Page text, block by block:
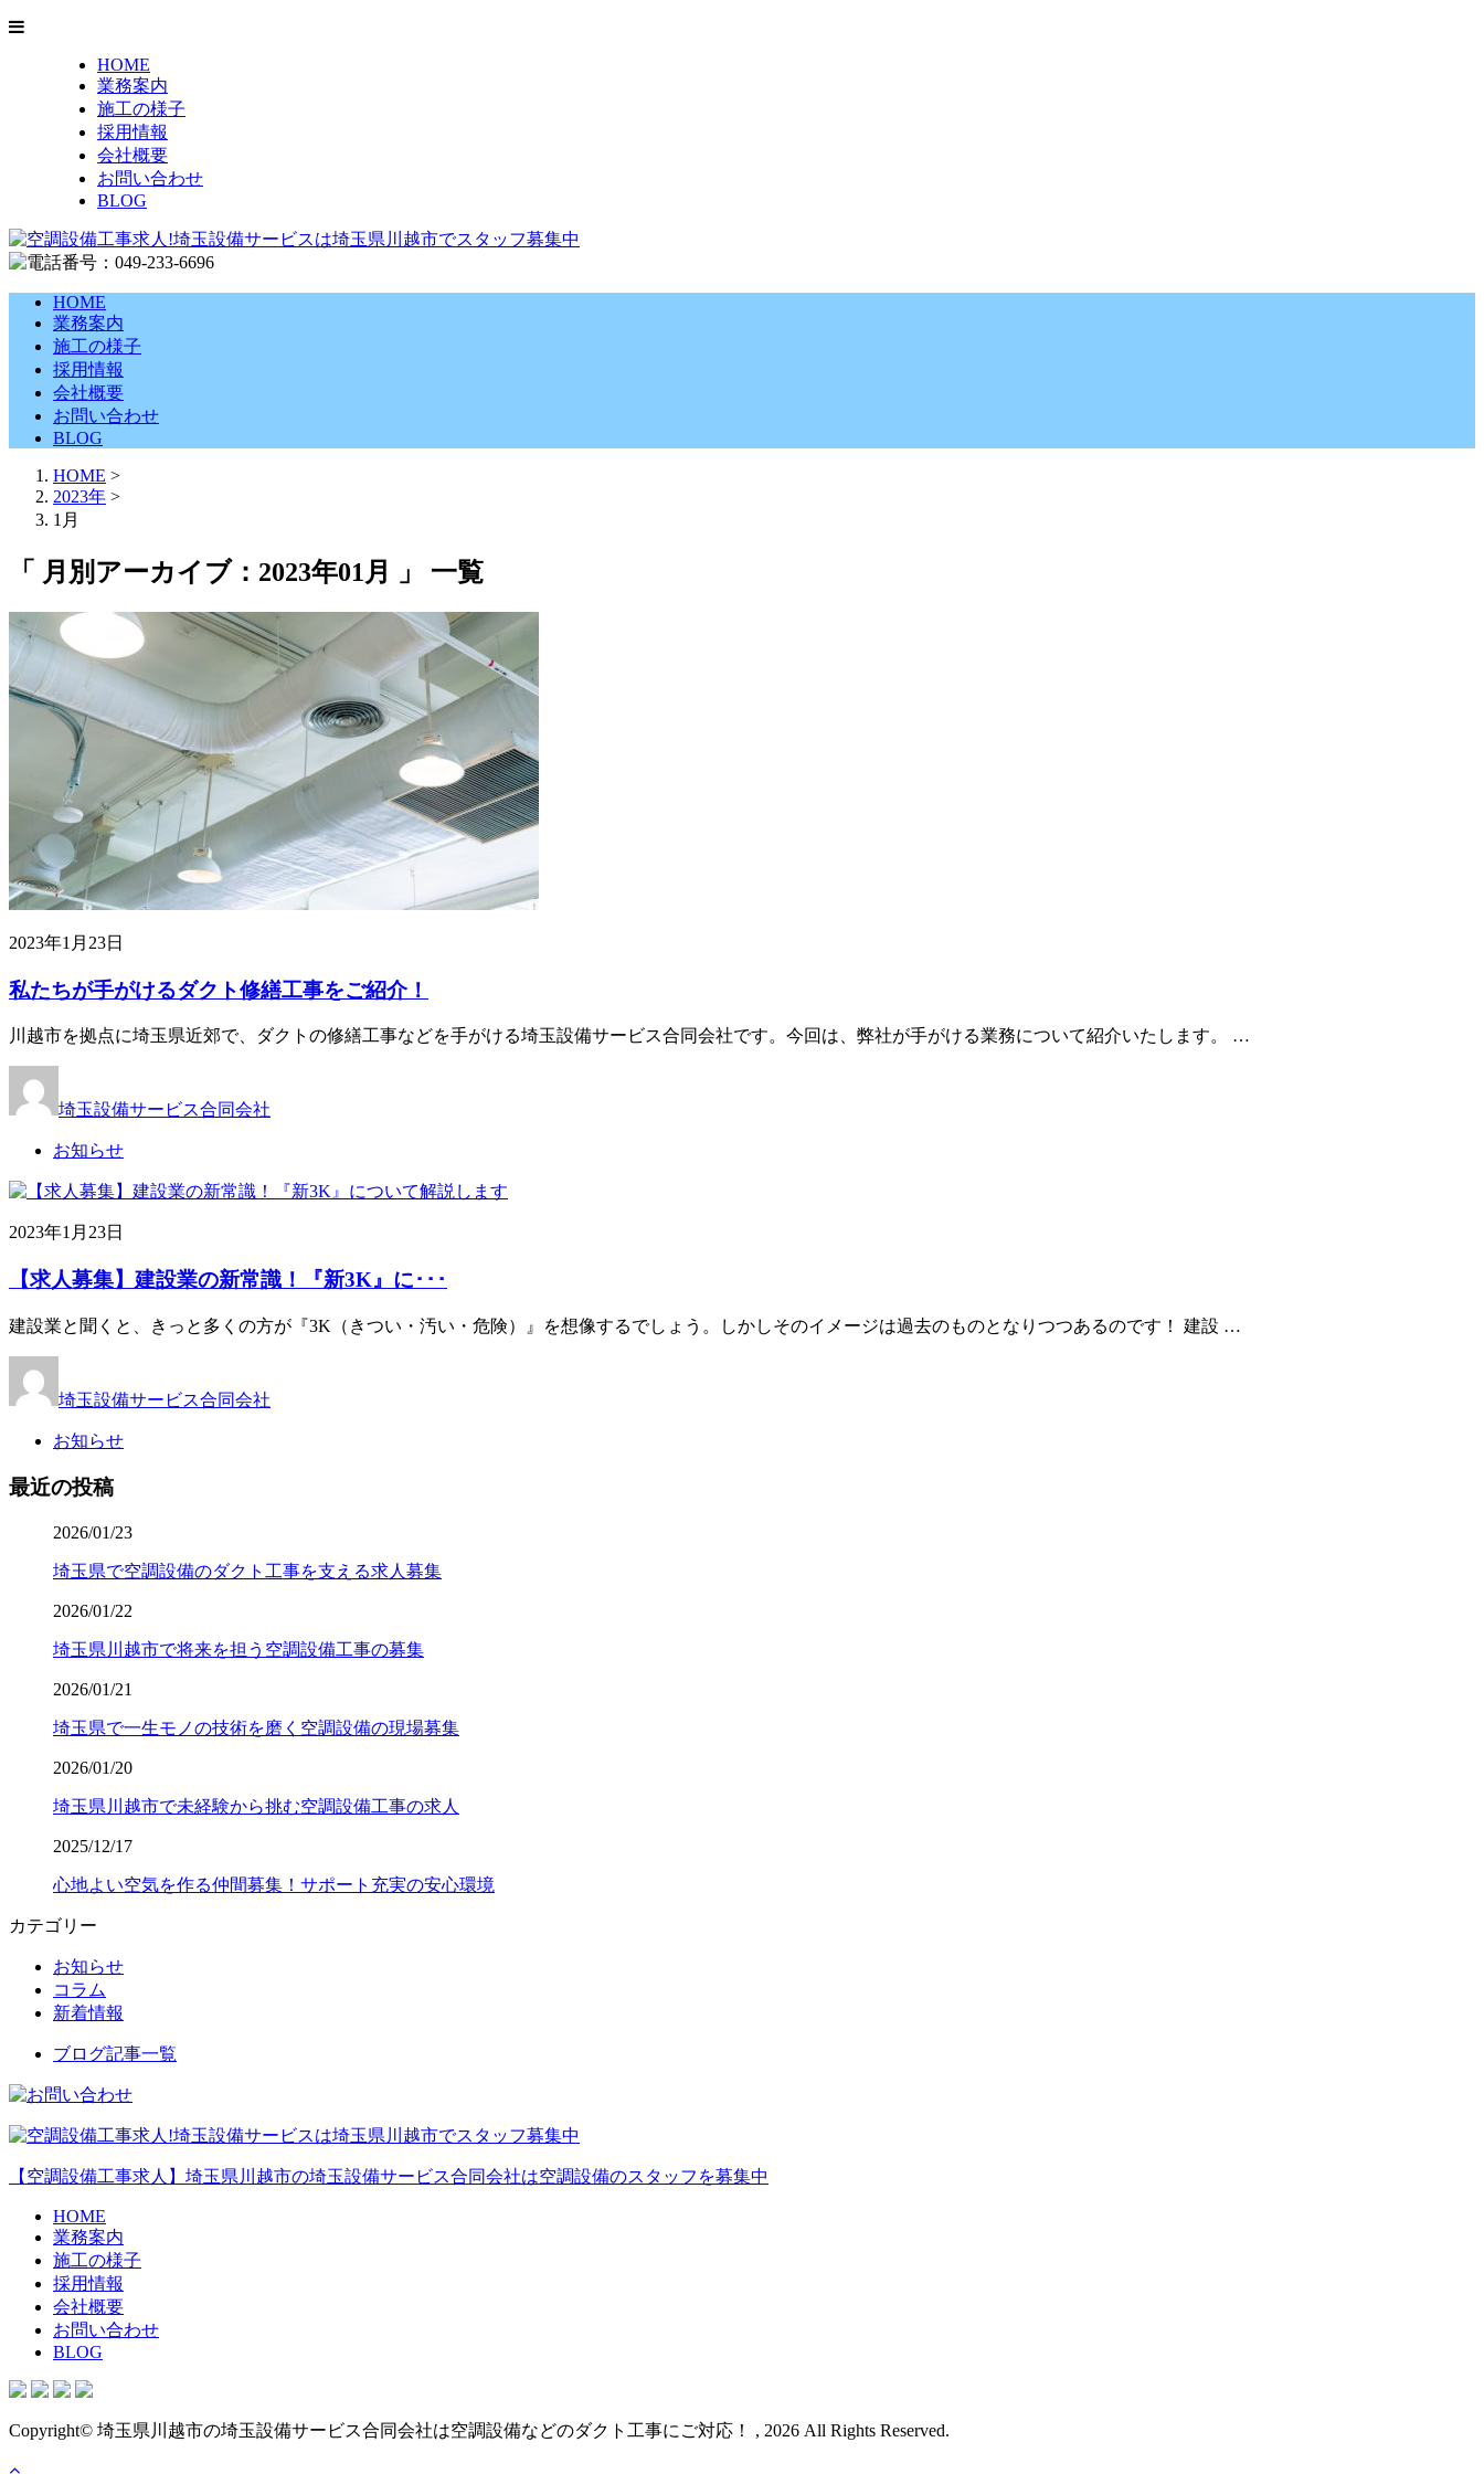
HOME
業務案内
施工の様子
採用情報
会社概要
お問い合わせ
BLOG
HOME
業務案内
施工の様子
採用情報
会社概要
お問い合わせ
BLOG
HOME >
2023年 >
1月
「 月別アーカイブ：2023年01月 」 一覧
2023年1月23日
私たちが手がけるダクト修繕工事をご紹介！
川越市を拠点に埼玉県近郊で、ダクトの修繕工事などを手がける埼玉設備サービス合同会社です。今回は、弊社が手がける業務について紹介いたします。 …
埼玉設備サービス合同会社
お知らせ
2023年1月23日
【求人募集】建設業の新常識！『新3K』に･･･
建設業と聞くと、きっと多くの方が『3K（きつい・汚い・危険）』を想像するでしょう。しかしそのイメージは過去のものとなりつつあるのです！ 建設 …
埼玉設備サービス合同会社
お知らせ
最近の投稿
2026/01/23
埼玉県で空調設備のダクト工事を支える求人募集
2026/01/22
埼玉県川越市で将来を担う空調設備工事の募集
2026/01/21
埼玉県で一生モノの技術を磨く空調設備の現場募集
2026/01/20
埼玉県川越市で未経験から挑む空調設備工事の求人
2025/12/17
心地よい空気を作る仲間募集！サポート充実の安心環境
カテゴリー
お知らせ
コラム
新着情報
ブログ記事一覧
【空調設備工事求人】埼玉県川越市の埼玉設備サービス合同会社は空調設備のスタッフを募集中
HOME
業務案内
施工の様子
採用情報
会社概要
お問い合わせ
BLOG
Copyright© 埼玉県川越市の埼玉設備サービス合同会社は空調設備などのダクト工事にご対応！ , 2026 All Rights Reserved.